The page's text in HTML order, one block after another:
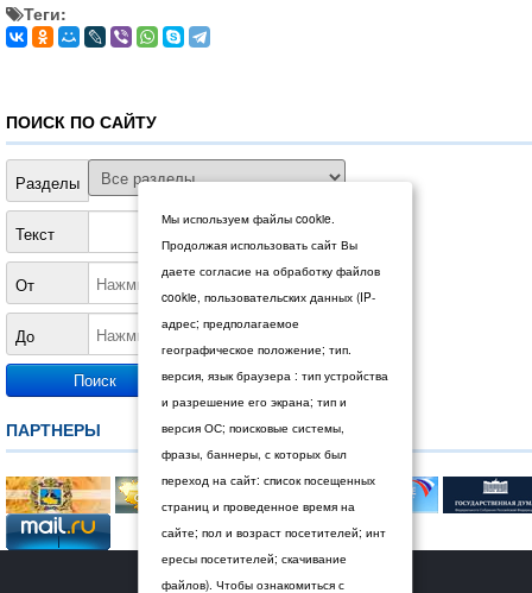
Теги:
ПОИСК ПО САЙТУ
Разделы
Текст
От
До
ПАРТНЕРЫ
© 2026 Дума Ставропольского края.
Мы используем файлы cookie.
Продолжая использовать сайт Вы
даете согласие на обработку файлов
cookie, пользовательских данных (IP-
адрес; предполагаемое
географическое положение; тип.
версия, язык браузера : тип устройства
и разрешение его экрана; тип и
версия ОС; поисковые системы,
фразы, баннеры, с которых был
переход на сайт: список посещенных
страниц и проведенное время на
сайте; пол и возраст посетителей; инт
ересы посетителей; скачивание
файлов). Чтобы ознакомиться с